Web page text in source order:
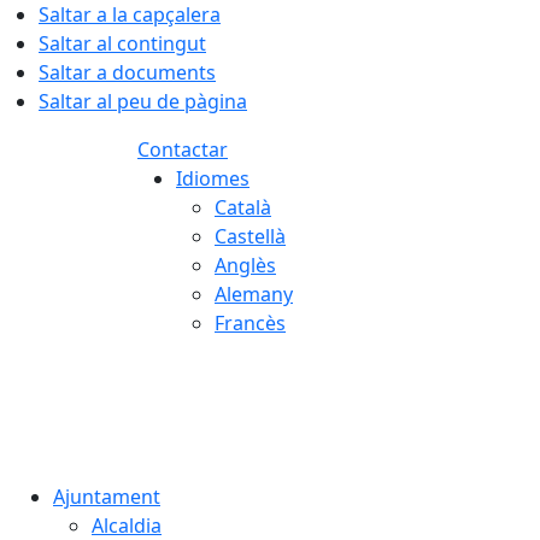
Saltar a la capçalera
Saltar al contingut
Saltar a documents
Saltar al peu de pàgina
Contactar
Idiomes
Català
Castellà
Anglès
Alemany
Francès
Ajuntament
Alcaldia